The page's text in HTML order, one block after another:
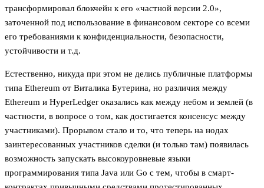
трансформировал блокчейн к его «частной версии 2.0»,
заточенной под использование в финансовом секторе со всеми
его требованиями к конфиденциальности, безопасности,
устойчивости и т.д.
Естественно, никуда при этом не делись публичные платформы
типа Ethereum от Виталика Бутерина, но различия между
Ethereum и HyperLedger оказались как между небом и землей (в
частности, в вопросе о том, как достигается консенсус между
участниками). Прорывом стало и то, что теперь на нодах
заинтересованных участников сделки (и только там) появилась
возможность запускать высокоуровневые языки
программирования типа Java или Go с тем, чтобы в смарт-